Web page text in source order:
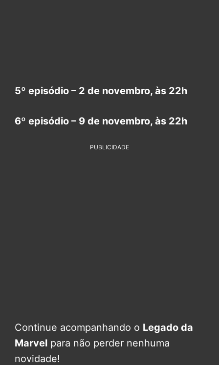
5º episódio – 2 de novembro, às 22h
6º episódio – 9 de novembro, às 22h
PUBLICIDADE
Continue acompanhando o Legado da
Marvel para não perder nenhuma
novidade!